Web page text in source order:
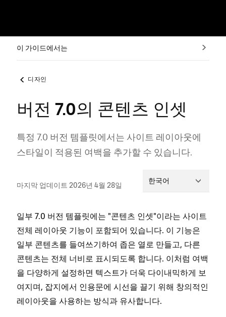
이 가이드에서는
디자인
버전 7.0의 콘텐츠 인셋
특정 7.0 버전 템플릿에서는 사이트 레이아웃에
스타일이 적용된 여백을 추가할 수 있습니다.
마지막 업데이트 2026년 4월 28일 한국어
일부 7.0 버전 템플릿에는 "콘텐츠 인셋"이라는 사이트
전체 레이아웃 기능이 포함되어 있습니다. 이 기능은
일부 콘텐츠를 들여쓰기하여 좁은 열로 만들고, 다른
콘텐츠는 전체 너비로 표시되도록 합니다. 이처럼 여백
을 다양하게 설정하면 텍스트가 더욱 다이내믹하게 보
여지며, 잡지에서 인용문에 시선을 끌기 위해 창의적인
레이아웃을 사용하는 방식과 유사합니다.